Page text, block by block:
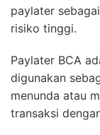
paylater
risiko tinggi.
Paylater BCA
digunakan
menunda atau
transaksi